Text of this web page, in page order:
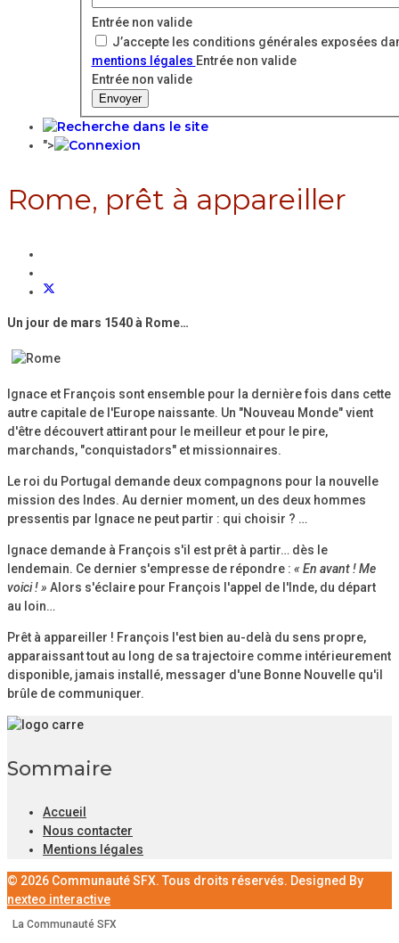
Entrée non valide
J’accepte les conditions générales exposées
mentions légales Entrée non valide
Entrée non valide
Envoyer
">
Rome, prêt à appareiller
Un jour de mars 1540 à Rome…
Ignace et François sont ensemble pour la dernière fois dans cette
autre capitale de l'Europe naissante. Un "Nouveau Monde" vient
d'être découvert attirant pour le meilleur et pour le pire,
marchands, "conquistadors" et missionnaires.
Le roi du Portugal demande deux compagnons pour la nouvelle
mission des Indes. Au dernier moment, un des deux hommes
pressentis par Ignace ne peut partir : qui choisir ? …
Ignace demande à François s'il est prêt à partir… dès le
lendemain. Ce dernier s'empresse de répondre : « En avant ! Me
voici ! » Alors s'éclaire pour François l'appel de l'Inde, du départ
au loin…
Prêt à appareiller ! François l'est bien au-delà du sens propre,
apparaissant tout au long de sa trajectoire comme intérieurement
disponible, jamais installé, messager d'une Bonne Nouvelle qu'il
brûle de communiquer.
Sommaire
Accueil
Nous contacter
Mentions légales
© 2026 Communauté SFX. Tous droits réservés. Designed By
nexteo interactive
La Communauté SFX